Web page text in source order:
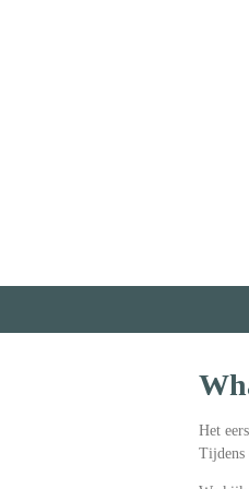
Het
Tijdens